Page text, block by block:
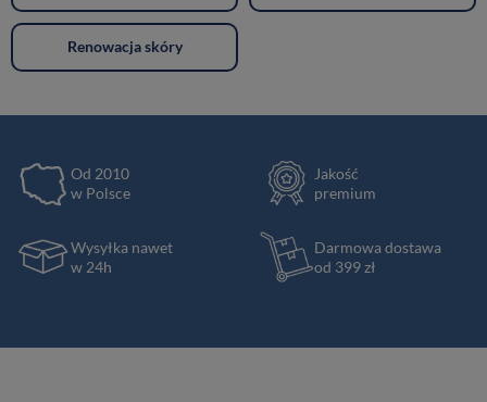
Renowacja skóry
Od 2010
w Polsce
Jakość
premium
Wysyłka nawet
w 24h
Darmowa dostawa
od 399 zł